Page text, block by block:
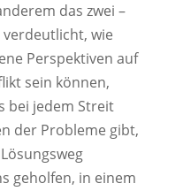
das zwei –
verdeutlicht, wie
Perspektiven auf
sein können,
bei jedem Streit
der Probleme gibt,
geholfen, in einem